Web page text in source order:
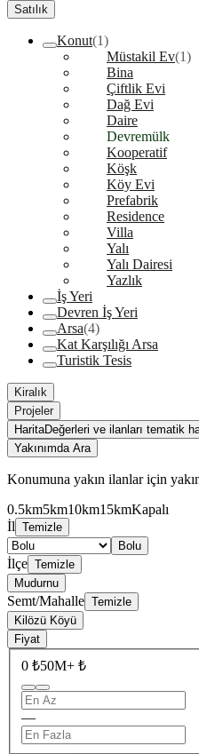
Satılık
Konut(1)
Müstakil Ev(1)
Bina
Çiftlik Evi
Dağ Evi
Daire
Devremülk
Kooperatif
Köşk
Köy Evi
Prefabrik
Residence
Villa
Yalı
Yalı Dairesi
Yazlık
İş Yeri
Devren İş Yeri
Arsa(4)
Kat Karşılığı Arsa
Turistik Tesis
Kiralık
Projeler
HaritaDeğerleri ve ilanları tematik
Yakınımda Ara
Konumuna yakın ilanlar için
0.5km5km10km15kmKapalı
İl Temizle
Bolu
İlçe Temizle
Mudurnu
Semt/Mahalle Temizle
Kilözü Köyü
Fiyat
0 ₺50M+ ₺
—